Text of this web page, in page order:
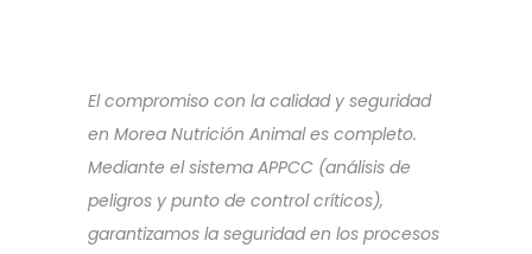
El compromiso con la calidad y seguridad
en Morea Nutrición Animal es completo.
Mediante el sistema APPCC (análisis de
peligros y punto de control críticos),
garantizamos la seguridad en los procesos